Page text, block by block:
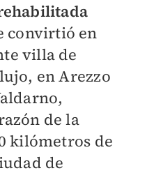
convirtió en
villa de
en Arezzo
de la
kilómetros de
de